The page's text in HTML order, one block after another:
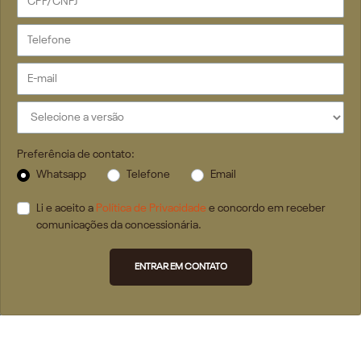
Preferência de contato:
Whatsapp
Telefone Email
Li e aceito a Política de Privacidade e concordo em receber
comunicações da concessionária.
ENTRAR EM CONTATO